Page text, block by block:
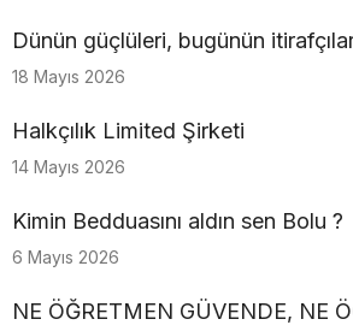
Dünün güçlüleri, bugünün
18 Mayıs 2026
Halkçılık Limited Şirketi
14 Mayıs 2026
Kimin Bedduasını aldın sen Bolu ?
6 Mayıs 2026
NE ÖĞRETMEN GÜVENDE, NE